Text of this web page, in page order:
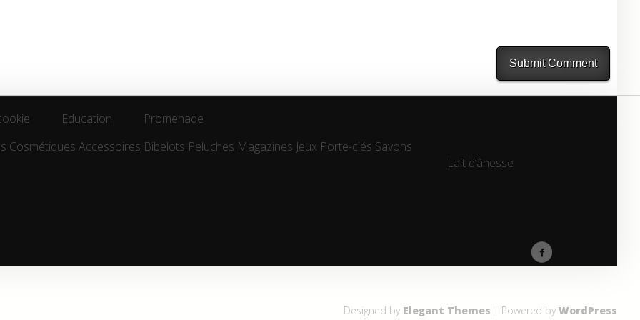
Education Promenade
Cosmétiques Accessoires Bibelots Peluches Magazines Jeux Porte-clés Savons
Lait d’ânesse
Designed by Elegant Themes | Powered by WordPress